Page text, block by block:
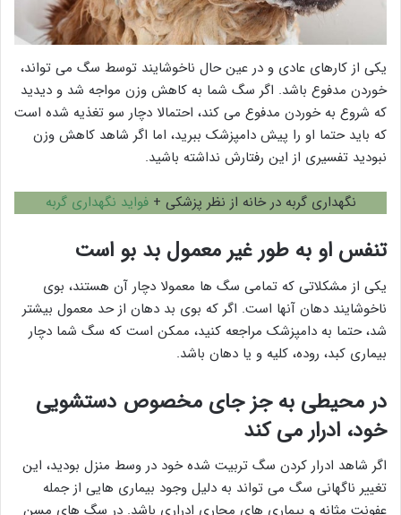
یکی از کارهای عادی و در عین حال ناخوشایند توسط سگ می تواند،
خوردن مدفوع باشد. اگر سگ شما به کاهش وزن مواجه شد و دیدید
که شروع به خوردن مدفوع می کند، احتمالا دچار سو تغذیه شده است
که باید حتما او را پیش دامپزشک ببرید، اما اگر شاهد کاهش وزن
نبودید تفسیری از این رفتارش نداشته باشید.
نگهداری گربه در خانه از نظر پزشکی +فواید نگهداری گربه
تنفس او به طور غیر معمول بد بو است
یکی از مشکلاتی که تمامی سگ ها معمولا دچار آن هستند، بوی
ناخوشایند دهان آنها است. اگر که بوی بد دهان از حد معمول بیشتر
شد، حتما به دامپزشک مراجعه کنید، ممکن است که سگ شما دچار
بیماری کبد، روده، کلیه و یا دهان باشد.
در محیطی به جز جای مخصوص دستشویی
خود، ادرار می کند
اگر شاهد ادرار کردن سگ تربیت شده خود در وسط منزل بودید، این
تغییر ناگهانی سگ می تواند به دلیل وجود بیماری هایی از جمله